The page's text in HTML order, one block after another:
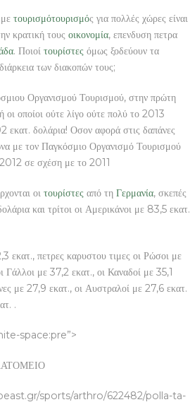
τουρισμότουρισμός για πολλές χώρες είναι
κρατική τους οικονομία, επενδυση πετρα
. Ποιοί τουρίστες όμως ξοδεύουν τα
των διακοπών τους;
Οργανισμού Τουρισμού, στην πρώτη
οι οποίοι ούτε λίγο ούτε πολύ το 2013
εκατ. δολάρια! Οσον αφορά στις δαπάνες
με τον Παγκόσμιο Οργανισμό Τουρισμού
σε σχέση με το 2011
οι τουρίστες από τη Γερμανία, σκεπές
και τρίτοι οι Αμερικάνοι με 83,5 εκατ.
εκατ., πετρες καρυστου τιμες οι Ρώσοι με
Γάλλοι με 37,2 εκατ., οι Καναδοί με 35,1
με 27,9 εκατ., οι Αυστραλοί με 27,6 εκατ.
.
space:pre”>
sports/arthro/622482/polla-ta-